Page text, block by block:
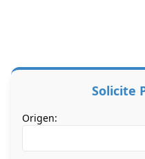
Solicite
Origen: